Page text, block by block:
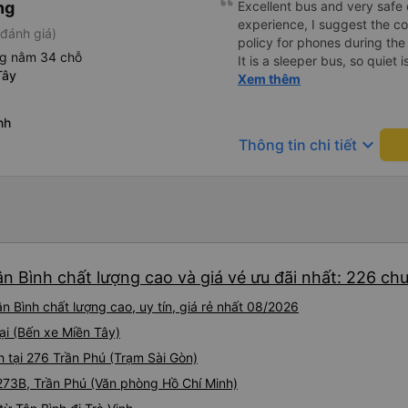
giá)
nằm 34 chỗ
Excellent bus and very
experience, I suggest the
policy for phones during
It is a sleeper bus, so quiet
Wi-Fi password clearly
hơn, tôi góp ý nhà xe nên
lặng (tắt âm thanh điện
Xem thêm
Thông tin chi tiết keyboard_arrow_down
Bình chất lượng cao và giá vé ưu đãi nhất: 226
Bình chất lượng cao, uy tín, giá rẻ nhất 08/2026
(Bến xe Miền Tây)
tại 276 Trần Phú (Trạm Sài Gòn)
Trần Phú (Văn phòng Hồ Chí Minh)